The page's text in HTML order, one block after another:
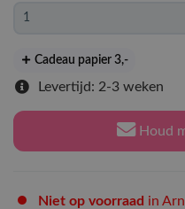
Cadeau papier 3,-
Levertijd: 2-3 weken
Houd
Niet op voorraad in